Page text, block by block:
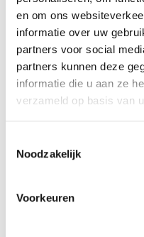
en om ons
informatie over uw
partners voor social
partners kunnen deze
informatie die u aan ze
verzameld op basis van
Noodzakelijk
Voorkeuren
Informations des pays
QUI ÊTES-VOUS
Employeur à l’international
Salarié
Conseiller et partenaire
QUI SOMMES-NOUS
Témoignages
Télécharger